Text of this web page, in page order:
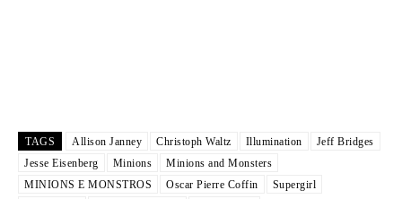
TAGS Allison Janney Christoph Waltz Illumination
Jeff Bridges
Jesse Eisenberg
Minions
Minions and Monsters
MINIONS E MONSTROS
Oscar Pierre Coffin
Supergirl